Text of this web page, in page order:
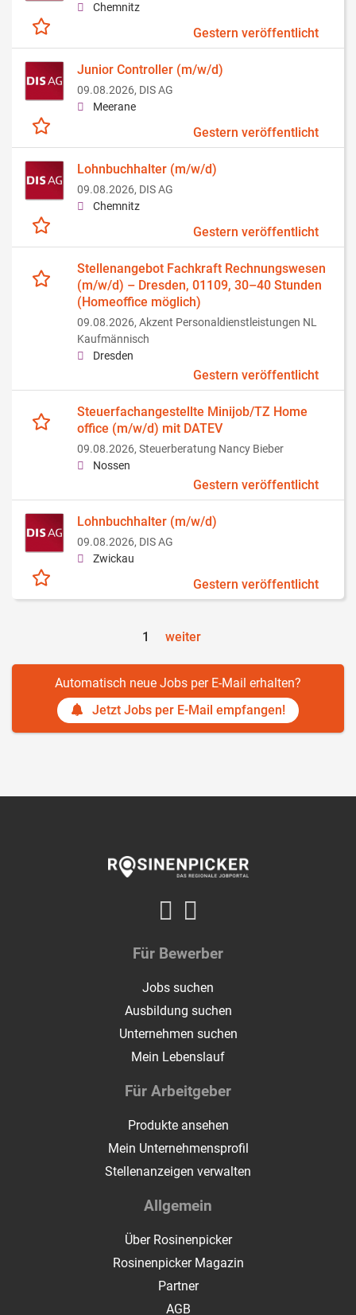
Chemnitz
Gestern veröffentlicht
Junior Controller (m/w/d)
09.08.2026, DIS AG
Meerane
Gestern veröffentlicht
Lohnbuchhalter (m/w/d)
09.08.2026, DIS AG
Chemnitz
Gestern veröffentlicht
Stellenangebot Fachkraft Rechnungswesen
(m/w/d) – Dresden, 01109, 30–40 Stunden
(Homeoffice möglich)
09.08.2026, Akzent Personaldienstleistungen NL
Kaufmännisch
Dresden
Gestern veröffentlicht
Steuerfachangestellte Minijob/TZ Home
office (m/w/d) mit DATEV
09.08.2026, Steuerberatung Nancy Bieber
Nossen
Gestern veröffentlicht
Lohnbuchhalter (m/w/d)
09.08.2026, DIS AG
Zwickau
Gestern veröffentlicht
1 weiter
Automatisch neue Jobs per E-Mail erhalten?
Jetzt Jobs per E-Mail empfangen!
Für Bewerber
Jobs suchen
Ausbildung suchen
Unternehmen suchen
Mein Lebenslauf
Für Arbeitgeber
Produkte ansehen
Mein Unternehmensprofil
Stellenanzeigen verwalten
Allgemein
Über Rosinenpicker
Rosinenpicker Magazin
Partner
AGB